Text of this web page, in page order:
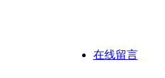
在线留言